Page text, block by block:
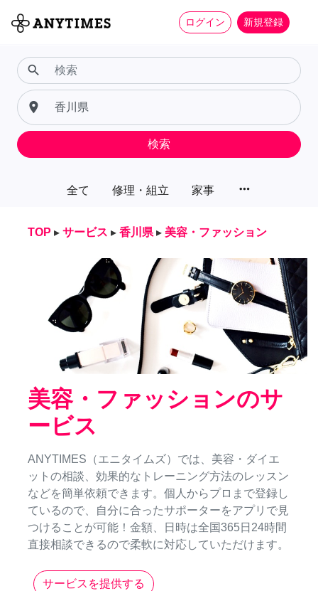
ログイン 新規登録
全て 修理・組立 家事 more_horiz
search
place
検索
TOP ▸ サービス ▸ 香川県 ▸ 美容・ファッション
美容・ファッションのサ
ービス
ANYTIMES（エニタイムズ）では、美容・ダイエ
ットの相談、効果的なトレーニング方法のレッスン
などを簡単依頼できます。個人からプロまで登録し
ているので、自分に合ったサポーターをアプリで見
つけることが可能！金額、日時は全国365日24時間
直接相談できるので柔軟に対応していただけます。
サービスを提供する